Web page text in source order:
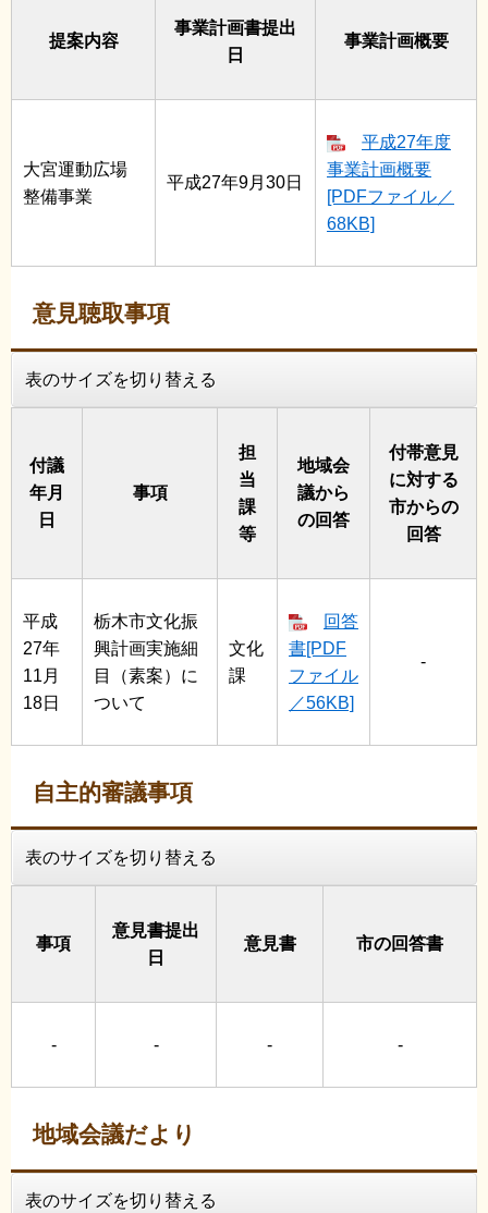
提案内容
事業計画書提出
日
事業計画概要
大宮運動広場
整備事業
平成27年9月30日
平成27年度
事業計画概要
[PDFファイル／
68KB]
意見聴取事項
表のサイズを切り替える
付議
年月
日
事項
担
当
課
等
地域会
議から
の回答
付帯意見
に対する
市からの
回答
平成
27年
11月
18日
栃木市文化振
興計画実施細
目（素案）に
ついて
文化
課
回答
書[PDF
ファイル
／56KB]
-
自主的審議事項
表のサイズを切り替える
事項
意見書提出
日
意見書 市の回答書
- - - -
地域会議だより
表のサイズを切り替える